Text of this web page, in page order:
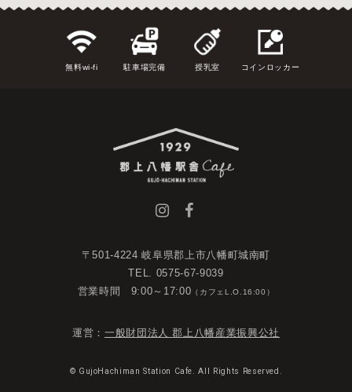
無料wi-fi 駐車場完備 授乳室 コインロッカー
〒501-4224 岐阜県郡上市八幡町城南町
TEL. 0575-67-9039
営業時間 9:00～17:00 （カフェL.O.16:00）
運営： 一般財団法人 郡上八幡産業振興公社
© GujoHachiman Station Cafe. All Rights Reserved.